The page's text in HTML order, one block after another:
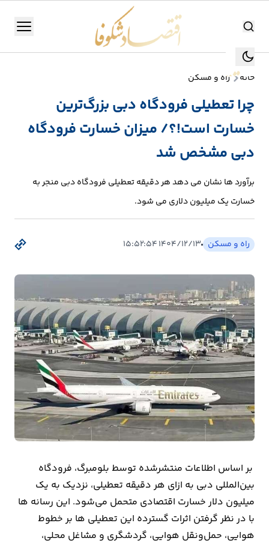
جستجو جستجو
منو
تولید
صنعت
انرژی
بورس
بیمه
اقتصاد
جهان
بازار
و
تجارت
کشاورزی
و
مسکن
اقتصاد
ایران
خانه راه و مسکن
چرا تعطیلی فرودگاه دبی بزرگ‌ترین
خسارت است!؟/ میزان خسارت فرودگاه
دبی مشخص شد
برآورد ها نشان می دهد هر دقیقه تعطیلی فرودگاه دبی منجر به
خسارت یک میلیون دلاری می شود.
راه و مسکن ۱۴۰۴/۱۲/۱۳ ۱۵:۵۲:۵۴
بر اساس اطلاعات منتشرشده توسط بلومبرگ، فرودگاه
بین‌المللی دبی به ازای هر دقیقه تعطیلی، نزدیک به یک
میلیون دلار خسارت اقتصادی متحمل می‌شود. این رسانه ها
با در نظر گرفتن اثرات گسترده این تعطیلی ها بر خطوط
هوایی، حمل‌ونقل هوایی، گردشگری و مشاغل محلی،